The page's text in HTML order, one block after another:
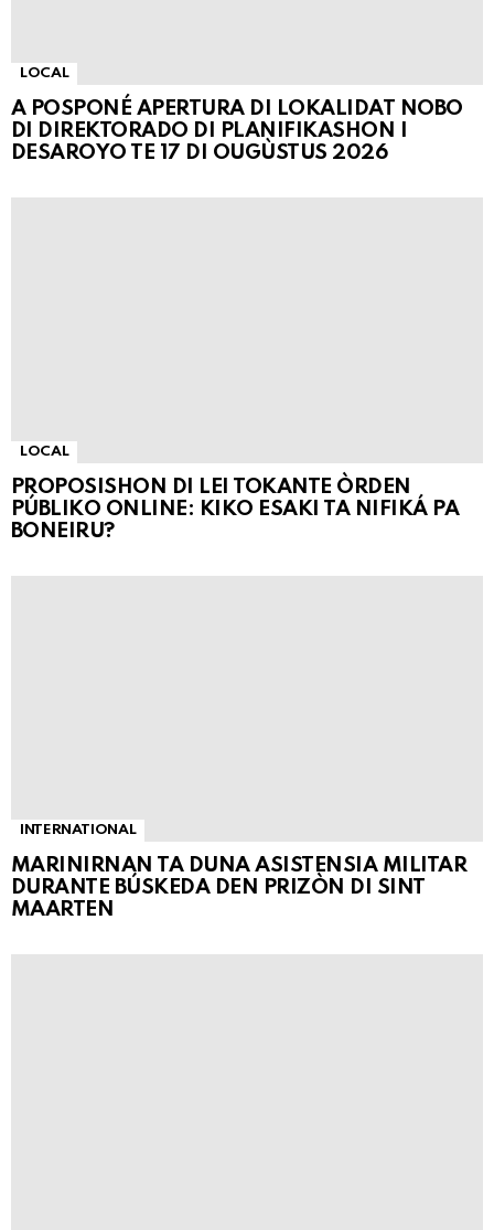
LOCAL
A POSPONÉ APERTURA DI LOKALIDAT NOBO
DI DIREKTORADO DI PLANIFIKASHON I
DESAROYO TE 17 DI OUGÙSTUS 2026
LOCAL
PROPOSISHON DI LEI TOKANTE ÒRDEN
PÚBLIKO ONLINE: KIKO ESAKI TA NIFIKÁ PA
BONEIRU?
INTERNATIONAL
MARINIRNAN TA DUNA ASISTENSIA MILITAR
DURANTE BÚSKEDA DEN PRIZÒN DI SINT
MAARTEN